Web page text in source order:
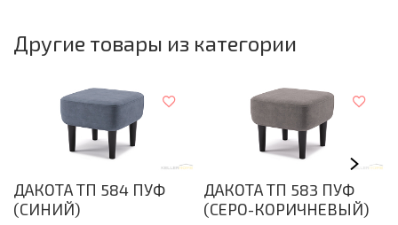
Другие товары из категории
ДАКОТА ТП 584 ПУФ
(СИНИЙ)
ДАКОТА ТП 583 ПУФ
(СЕРО-КОРИЧНЕВЫЙ)